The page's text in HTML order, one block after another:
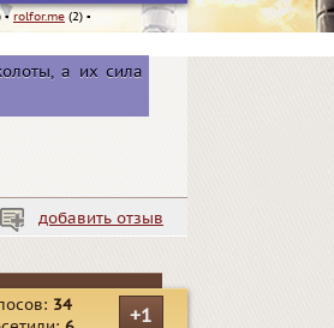
▪rolfor.me (2) ▪
а их сила
добавить отзыв
+1
34